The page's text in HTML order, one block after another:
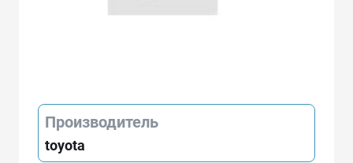
Производитель
toyota